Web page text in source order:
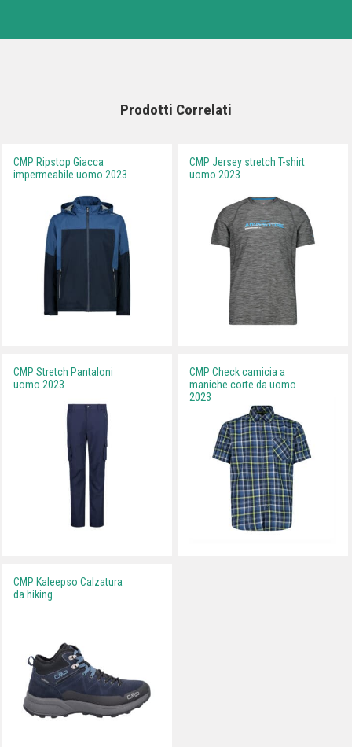
Prodotti Correlati
CMP Ripstop Giacca
impermeabile uomo 2023
CMP Jersey stretch T-shirt
uomo 2023
CMP Stretch Pantaloni
uomo 2023
CMP Check camicia a
maniche corte da uomo
2023
CMP Kaleepso Calzatura
da hiking